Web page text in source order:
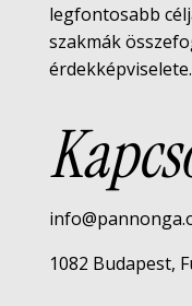
legfontosabb
szakmák
érdekképviselete.
1082 Budapest,